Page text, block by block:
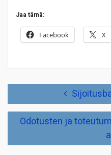
Jaa tämä:
Facebook X
Odotusten ja